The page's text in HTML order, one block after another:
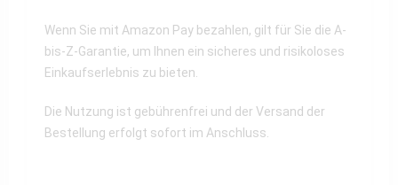
Wenn Sie mit Amazon Pay bezahlen, gilt für Sie die A-
bis-Z-Garantie, um Ihnen ein sicheres und risikoloses
Einkaufserlebnis zu bieten.
Die Nutzung ist gebührenfrei und der Versand der
Bestellung erfolgt sofort im Anschluss.